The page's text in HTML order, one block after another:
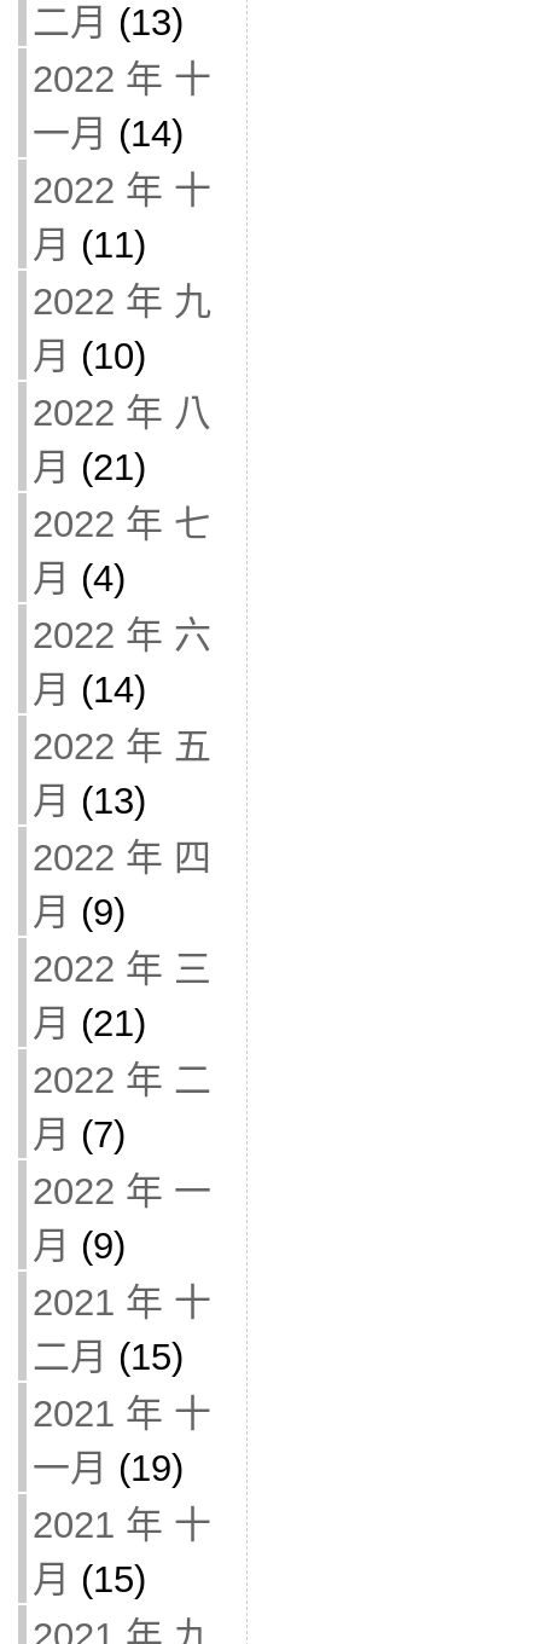
二月 (13)
2022 年 十
一月 (14)
2022 年 十
月 (11)
2022 年 九
月 (10)
2022 年 八
月 (21)
2022 年 七
月 (4)
2022 年 六
月 (14)
2022 年 五
月 (13)
2022 年 四
月 (9)
2022 年 三
月 (21)
2022 年 二
月 (7)
2022 年 一
月 (9)
2021 年 十
二月 (15)
2021 年 十
一月 (19)
2021 年 十
月 (15)